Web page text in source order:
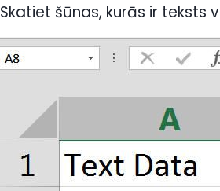
Skatiet šūnas, kurās ir teksts